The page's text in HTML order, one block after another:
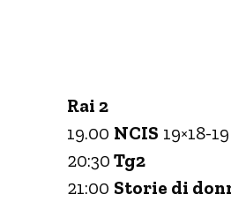
Rai 2
19.00 NCIS 19×18-19
20:30 Tg2
21:00 Storie di